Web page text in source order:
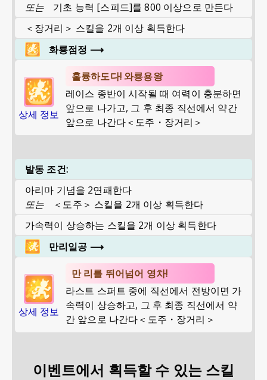
또는
기초 능력 [스피드]를 800 이상으로 만든다
＜장거리＞ 스킬을 2개 이상 획득한다
화룡점정 ⟶
상세 정보
훌륭하도다! 와룡용왕
레이스 종반이 시작될 때 여력이 충분하면
앞으로 나가고, 그 후 최종 직선에서 약간
앞으로 나간다＜도주・장거리＞
발동 조건:
아리마 기념을 2연패한다
또는
＜도주＞ 스킬을 2개 이상 획득한다
가속력이 상승하는 스킬을 2개 이상 획득한다
만리일공 ⟶
상세 정보
만 리를 뛰어넘어 영차!
라스트 스퍼트 중에 직선에서 전방이면 가
속력이 상승하고, 그 후 최종 직선에서 약
간 앞으로 나간다＜도주・장거리＞
이벤트에서 획득할 수 있는 스킬